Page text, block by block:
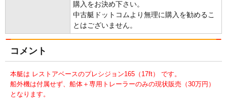
購入をお決め下さい。
中古艇ドットコムより無理に購入を勧めるこ
とはございません。
コメント
本艇は レストアベースのプレシジョン165（17ft） です。
船外機は付属せず、船体＋専用トレーラーのみの現状販売（30万円）
となります。